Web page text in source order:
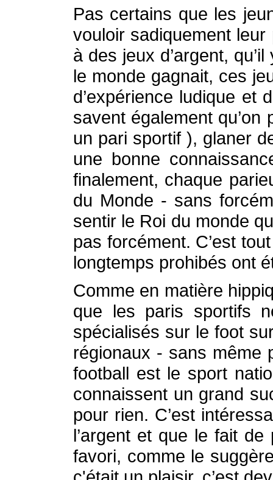
Pas certains que les
vouloir sadiquement
à des jeux d’argent,
le monde gagnait, ces
d’expérience ludique et
savent également
un pari sportif ), glaner
une bonne
finalement, chaque
du Monde - sans
sentir le Roi du monde
pas forcément. C’est
longtemps prohibés ont
Comme en matière
que les paris sportifs
spécialisés sur le foot
régionaux - sans même
football est le sport
connaissent un grand
pour rien. C’est
l’argent et que le fait
favori, comme le